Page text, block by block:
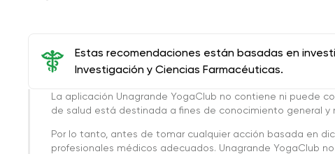
Estas recomendaciones están basadas en
Investigación y Ciencias Farmacéuticas.
La aplicación Unagrande YogaClub no contiene ni puede
de salud está destinada a fines de conocimiento general
Por lo tanto, antes de tomar cualquier acción basada en
profesionales médicos adecuados. Unagrande YogaClub